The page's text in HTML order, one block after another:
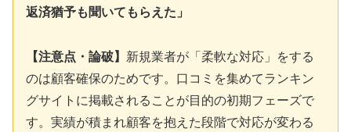
返済猶予も聞いてもらえた」
【注意点・論破】 新規業者が「柔軟な対応」をする
のは顧客確保のためです。口コミを集めてランキン
グサイトに掲載されることが目的の初期フェーズで
す。実績が積まれ顧客を抱えた段階で対応が変わる